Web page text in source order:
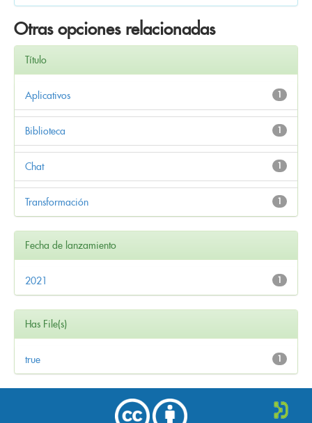
Otras opciones relacionadas
Título
1
Aplicativos
1
Biblioteca
1
Chat
1
Transformación
Fecha de lanzamiento
1
2021
Has File(s)
1
true